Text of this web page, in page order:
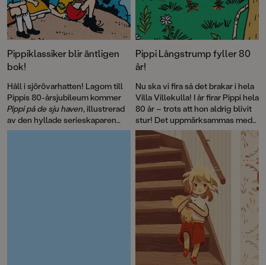
Pippiklassiker blir äntligen
bok!
Håll i sjörövarhatten! Lagom till
Pippis 80-årsjubileum kommer
Pippi på de sju haven, illustrerad
av den hyllade serieskaparen
Fabian Göranson. Astrid
Pippi Långstrump fyller 80
år!
Nu ska vi fira så det brakar i hela
Villa Villekulla! I år firar Pippi hela
80 år – trots att hon aldrig blivit
stur! Det uppmärksammas med
flera böcker, däribland David
Känner du Astrid
Lindgrenoch en
genomillustrerad version av
Pippi på de sju haven.